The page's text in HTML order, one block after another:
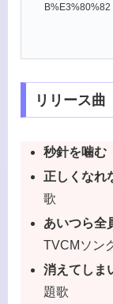
B%E3%80%82
リリース曲
秒針を噛む
正しくなれ
歌
あいつら全
TVCMソン
消えてしま
題歌